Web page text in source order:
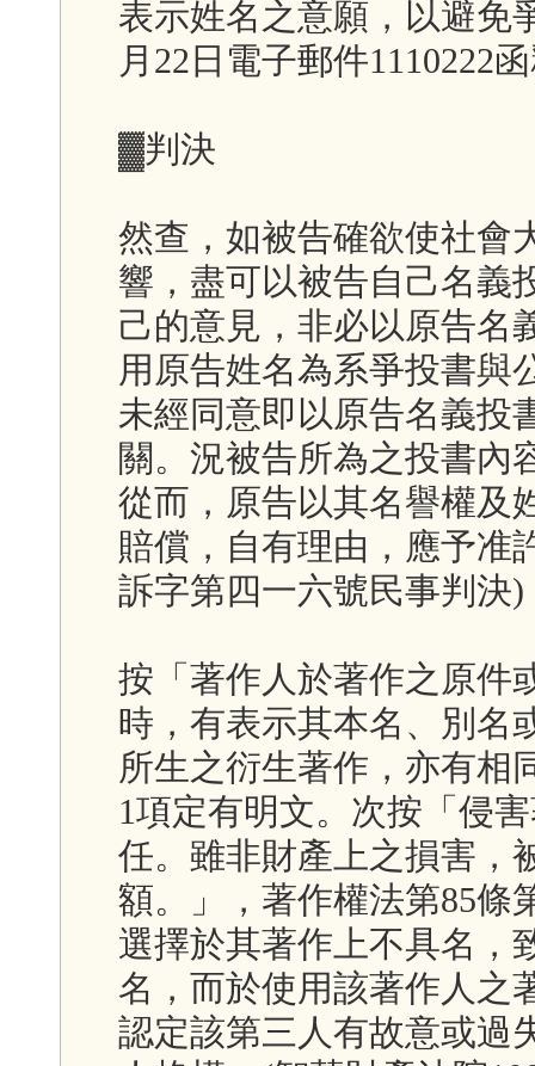
表示姓名之意願，以避免
月22日電子郵件1110222
▓判決
然查，如被告確欲使社會
響，盡可以被告自己名義
己的意見，非必以原告名
用原告姓名為系爭投書與
未經同意即以原告名義投
關。況被告所為之投書內
從而，原告以其名譽權及
賠償，自有理由，應予准
訴字第四一六號民事判決)
按「著作人於著作之原件
時，有表示其本名、別名
所生之衍生著作，亦有相
1項定有明文。次按「侵
任。雖非財產上之損害，
額。」，著作權法第85條
選擇於其著作上不具名，
名，而於使用該著作人之
認定該第三人有故意或過